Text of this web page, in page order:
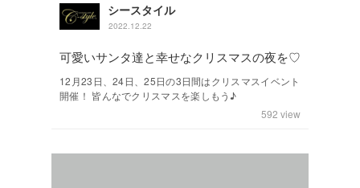
シースタイル
2022.12.22
可愛いサンタ達と幸せなクリスマスの夜を♡
12月23日、24日、25日の3日間はクリスマスイベント
開催！ 皆んなでクリスマスを楽しもう♪
592 view